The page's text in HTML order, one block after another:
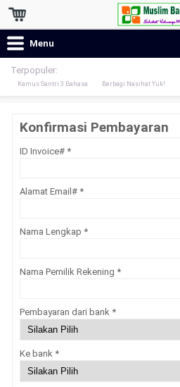
Menu
Terpopuler:
Kamus Santri 3 Bahasa Berbagi Nasihat Yuk!
Konfirmasi Pembayaran
ID Invoice# *
Alamat Email# *
Nama Lengkap *
Nama Pemilik Rekening *
Pembayaran dari bank *
Ke bank *